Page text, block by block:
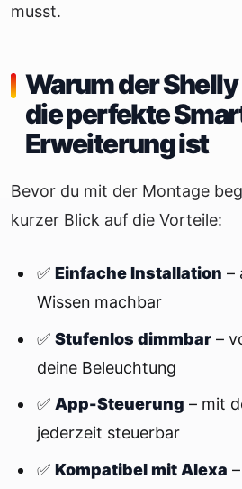
musst.
Warum der
die perfekte
Erweiterung ist
Bevor du mit der Montage
kurzer Blick auf die Vorteile:
✅ Einfache Installation –
Wissen machbar
✅ Stufenlos dimmbar–
deine Beleuchtung
✅ App-Steuerung – mit
jederzeit steuerbar
✅ Kompatibel mit Alexa